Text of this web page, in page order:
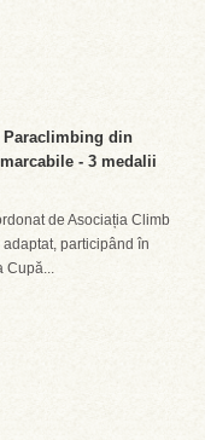
Paraclimbing din
- 3 medalii
de Asociația Climb
participând în
Cupă...